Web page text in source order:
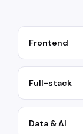
Frontend
Full-stack
Data & AI